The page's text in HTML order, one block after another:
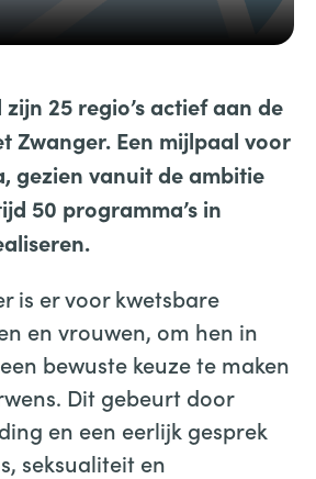
25 regio’s actief aan de
Zwanger. Een mijlpaal voor
gezien vanuit de ambitie
50 programma’s in
is er voor kwetsbare
en vrouwen, om hen in
bewuste keuze te maken
Dit gebeurt door
en een eerlijk gesprek
seksualiteit en